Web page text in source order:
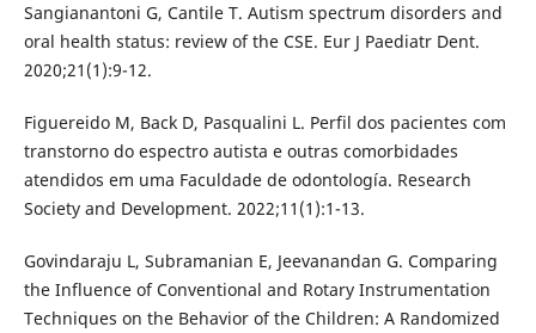
Sangianantoni G, Cantile T. Autism spectrum disorders and
oral health status: review of the CSE. Eur J Paediatr Dent.
2020;21(1):9-12.
Figuereido M, Back D, Pasqualini L. Perfil dos pacientes com
transtorno do espectro autista e outras comorbidades
atendidos em uma Faculdade de odontología. Research
Society and Development. 2022;11(1):1-13.
Govindaraju L, Subramanian E, Jeevanandan G. Comparing
the Influence of Conventional and Rotary Instrumentation
Techniques on the Behavior of the Children: A Randomized